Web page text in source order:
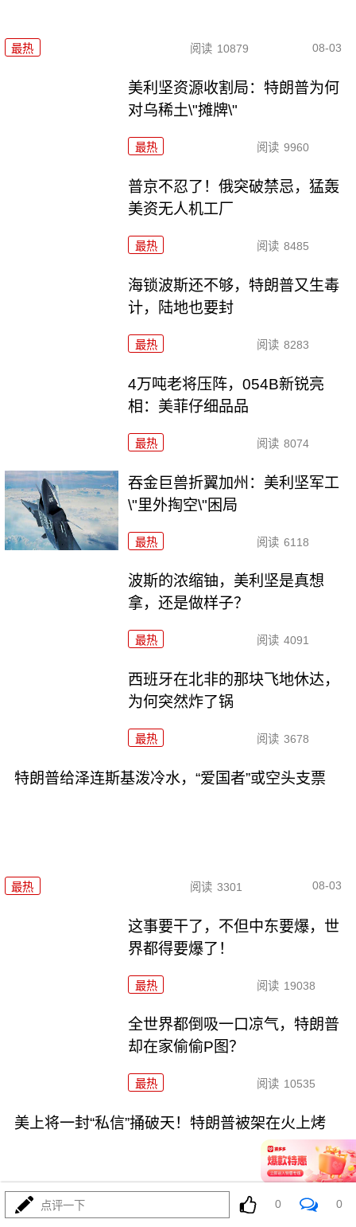
最热 阅读 10879 08-03
美利坚资源收割局：特朗普为何
对乌稀土\"摊牌\"
最热 阅读 9960
普京不忍了！俄突破禁忌，猛轰
美资无人机工厂
最热 阅读 8485
海锁波斯还不够，特朗普又生毒
计，陆地也要封
最热 阅读 8283
4万吨老将压阵，054B新锐亮
相：美菲仔细品品
最热 阅读 8074
吞金巨兽折翼加州：美利坚军工
\"里外掏空\"困局
最热 阅读 6118
波斯的浓缩铀，美利坚是真想
拿，还是做样子？
最热 阅读 4091
西班牙在北非的那块飞地休达，
为何突然炸了锅
最热 阅读 3678
特朗普给泽连斯基泼冷水，“爱国者”或空头支票
最热 阅读 3301 08-03
这事要干了，不但中东要爆，世
界都得要爆了！
最热 阅读 19038
全世界都倒吸一口凉气，特朗普
却在家偷偷P图？
最热 阅读 10535
美上将一封“私信”捅破天！特朗普被架在火上烤
点评一下 0 0